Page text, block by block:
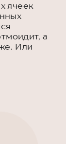
ячеек
а
Или